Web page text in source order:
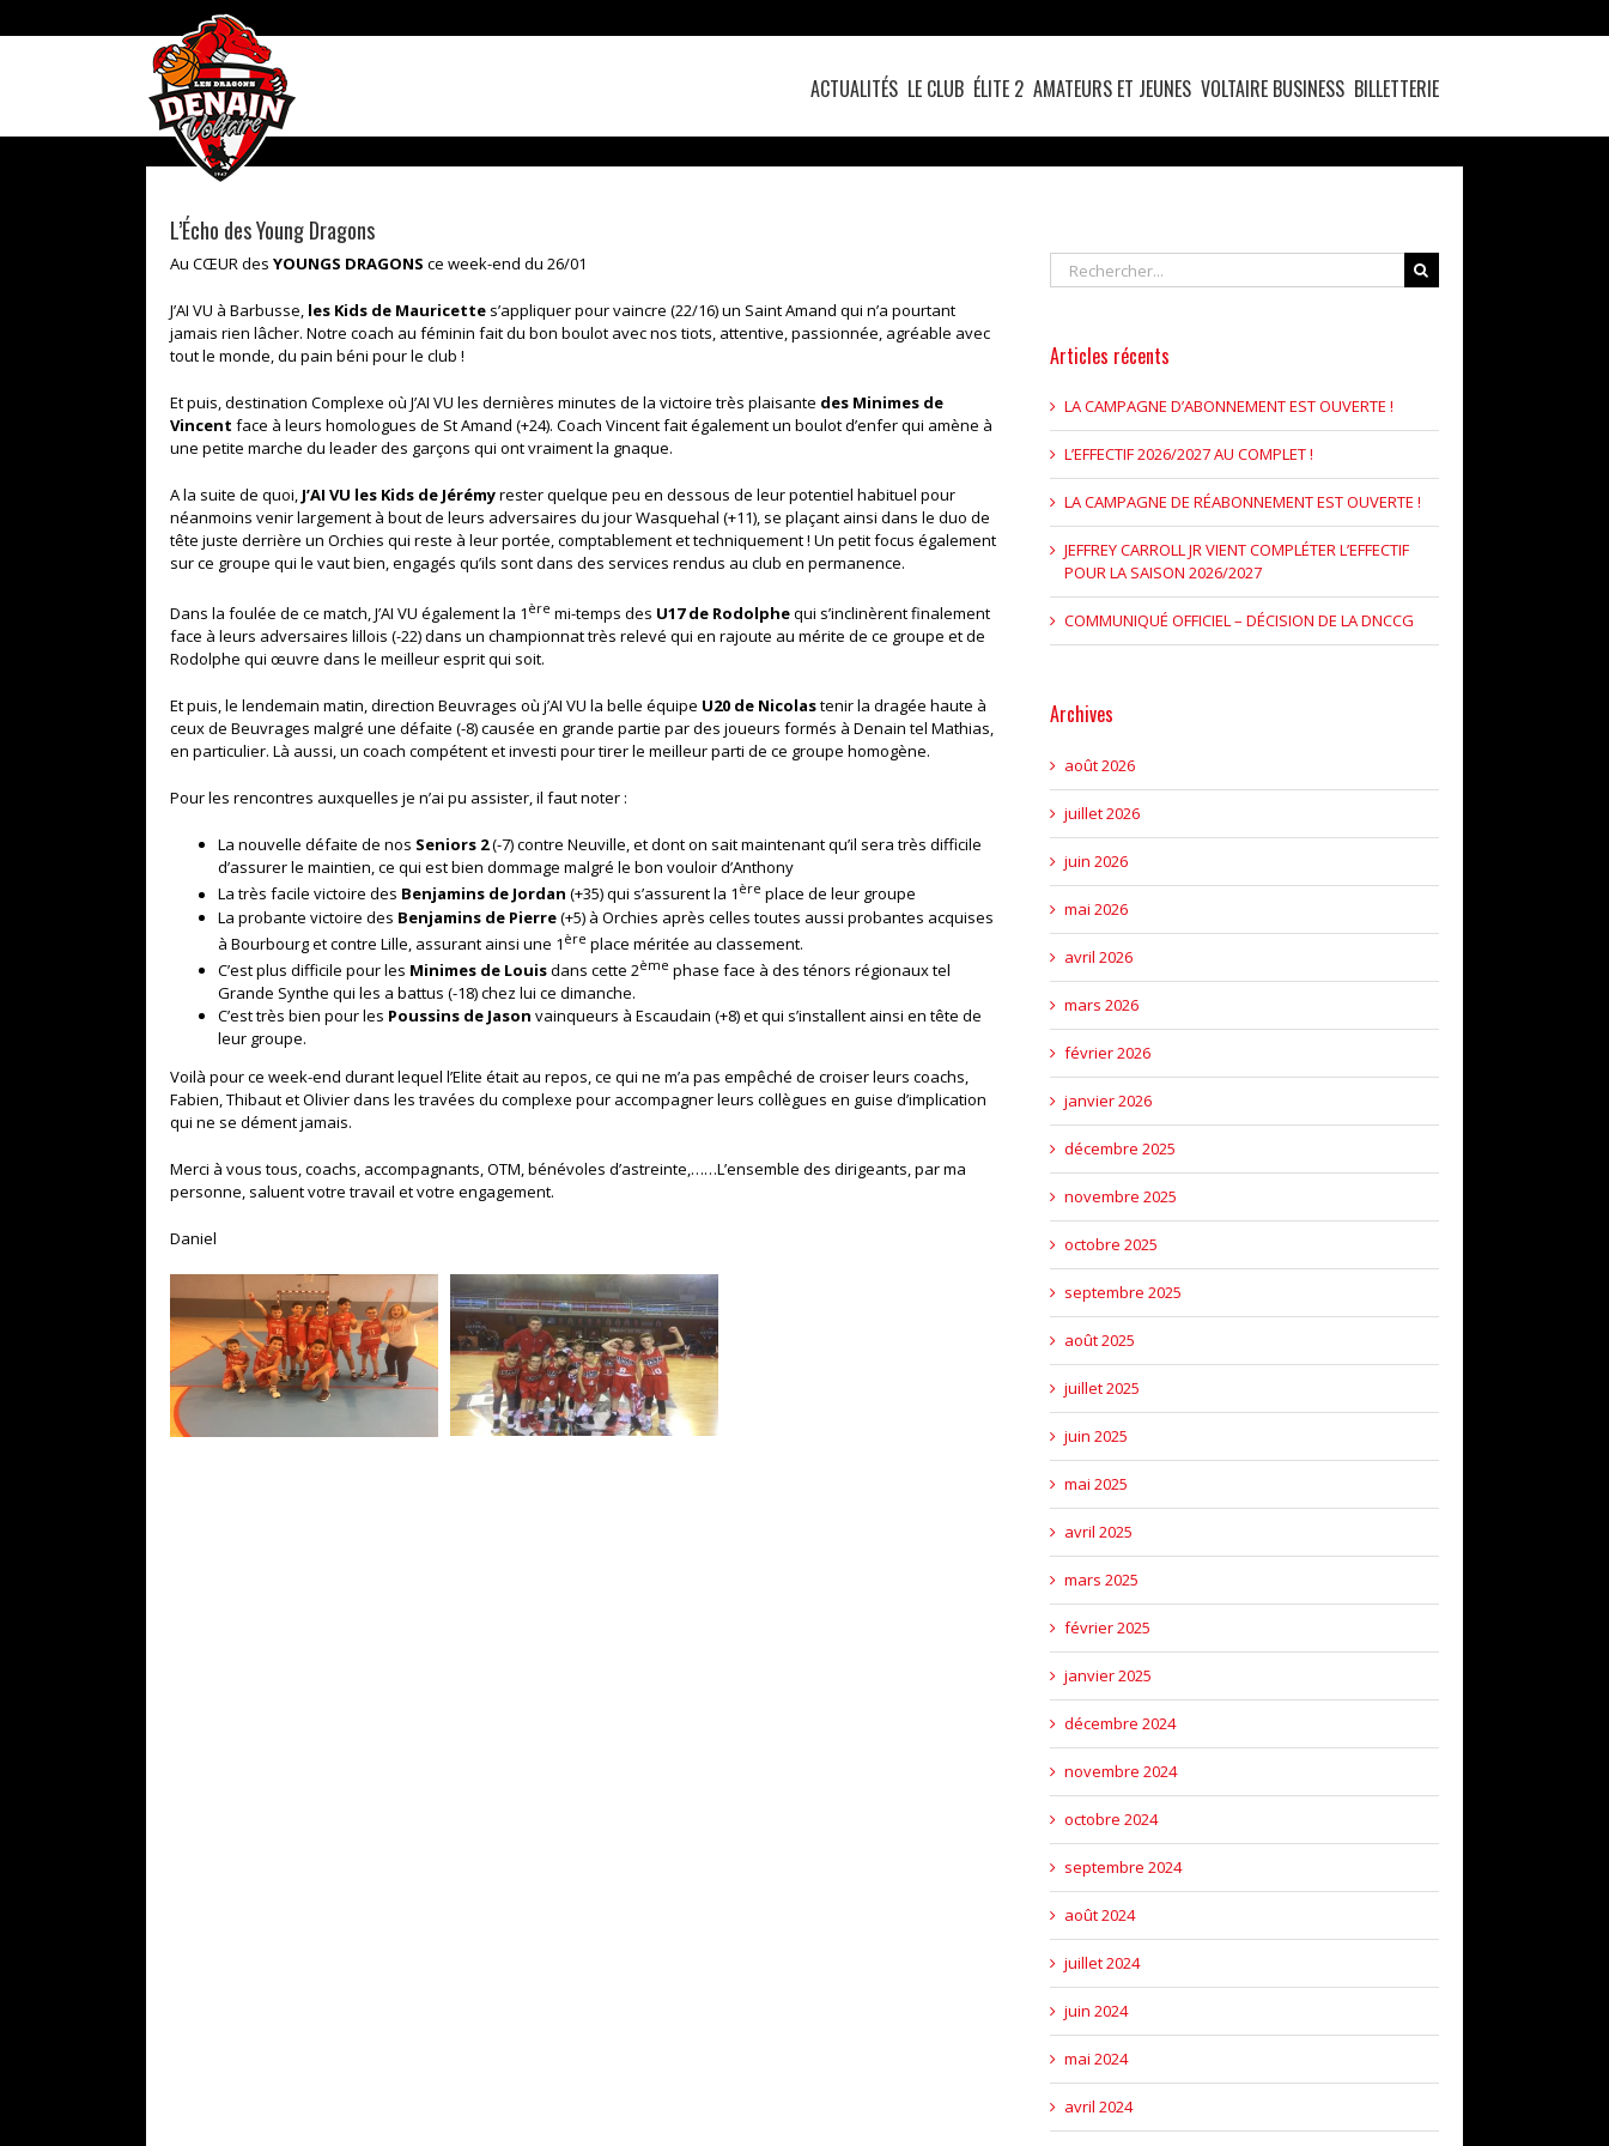
to
ACTUALITÉS LE CLUB ÉLITE 2 AMATEURS ET JEUNES VOLTAIRE BUSINESS BILLETTERIE
L’Écho des Young Dragons
Au CŒUR des YOUNGS DRAGONS ce week-end du 26/01
J’AI VU à Barbusse, les Kids de Mauricette s’appliquer pour vaincre (22/16) un Saint Amand qui n’a pourtant
jamais rien lâcher. Notre coach au féminin fait du bon boulot avec nos tiots, attentive, passionnée, agréable avec
tout le monde, du pain béni pour le club !
Et puis, destination Complexe où J’AI VU les dernières minutes de la victoire très plaisante des Minimes de
Vincent face à leurs homologues de St Amand (+24). Coach Vincent fait également un boulot d’enfer qui amène à
une petite marche du leader des garçons qui ont vraiment la gnaque.
A la suite de quoi, J’AI VU les Kids de Jérémyrester quelque peu en dessous de leur potentiel habituel pour
néanmoins venir largement à bout de leurs adversaires du jour Wasquehal (+11), se plaçant ainsi dans le duo de
tête juste derrière un Orchies qui reste à leur portée, comptablement et techniquement ! Un petit focus également
sur ce groupe qui le vaut bien, engagés qu’ils sont dans des services rendus au club en permanence.
Dans la foulée de ce match, J’AI VU également la 1 ère mi-temps des U17 de Rodolphequi s’inclinèrent finalement
face à leurs adversaires lillois (-22) dans un championnat très relevé qui en rajoute au mérite de ce groupe et de
Rodolphe qui œuvre dans le meilleur esprit qui soit.
Et puis, le lendemain matin, direction Beuvrages où j’AI VU la belle équipe U20 de Nicolastenir la dragée haute à
ceux de Beuvrages malgré une défaite (-8) causée en grande partie par des joueurs formés à Denain tel Mathias,
en particulier. Là aussi, un coach compétent et investi pour tirer le meilleur parti de ce groupe homogène.
Pour les rencontres auxquelles je n’ai pu assister, il faut noter :
La nouvelle défaite de nos Seniors 2(-7) contre Neuville, et dont on sait maintenant qu’il sera très difficile
d’assurer le maintien, ce qui est bien dommage malgré le bon vouloir d’Anthony
La très facile victoire des Benjamins de Jordan (+35) qui s’assurent la 1 ère place de leur groupe
La probante victoire des Benjamins de Pierre(+5) à Orchies après celles toutes aussi probantes acquises
à Bourbourg et contre Lille, assurant ainsi une 1 ère place méritée au classement.
C’est plus difficile pour les Minimes de Louisdans cette 2ème phase face à des ténors régionaux tel
Grande Synthe qui les a battus (-18) chez lui ce dimanche.
C’est très bien pour les Poussins de Jason vainqueurs à Escaudain (+8) et qui s’installent ainsi en tête de
leur groupe.
Voilà pour ce week-end durant lequel l’Elite était au repos, ce qui ne m’a pas empêché de croiser leurs coachs,
Fabien, Thibaut et Olivier dans les travées du complexe pour accompagner leurs collègues en guise d’implication
qui ne se dément jamais.
Merci à vous tous, coachs, accompagnants, OTM, bénévoles d’astreinte,……L’ensemble des dirigeants, par ma
personne, saluent votre travail et votre engagement.
Daniel
Rechercher
Articles récents
LA CAMPAGNE D’ABONNEMENT EST OUVERTE !
L’EFFECTIF 2026/2027 AU COMPLET !
LA CAMPAGNE DE RÉABONNEMENT EST OUVERTE !
JEFFREY CARROLL JR VIENT COMPLÉTER L’EFFECTIF
POUR LA SAISON 2026/2027
COMMUNIQUÉ OFFICIEL – DÉCISION DE LA DNCCG
Archives
août 2026
juillet 2026
juin 2026
mai 2026
avril 2026
mars 2026
février 2026
janvier 2026
décembre 2025
novembre 2025
octobre 2025
septembre 2025
août 2025
juillet 2025
juin 2025
mai 2025
avril 2025
mars 2025
février 2025
janvier 2025
décembre 2024
novembre 2024
octobre 2024
septembre 2024
août 2024
juillet 2024
juin 2024
mai 2024
avril 2024